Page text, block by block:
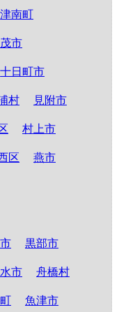
津南町
市
十日町市
村 見附市
村上市
区 燕市
黒部市
市 舟橋村
魚津市